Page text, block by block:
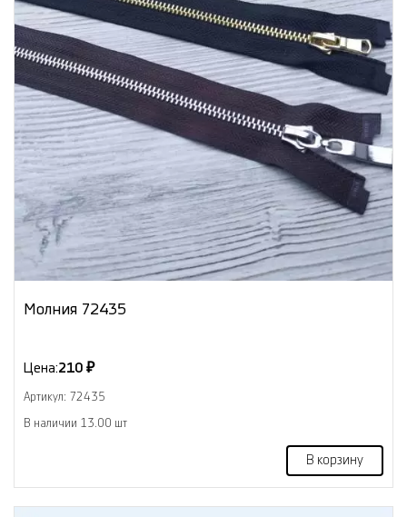
Молния 72435
Цена:210 ₽
Артикул: 72435
В наличии 13.00 шт
В корзину